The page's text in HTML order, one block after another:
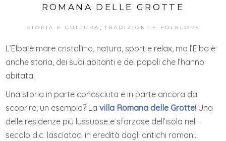
ROMANA DELLE GROTTE
STORIA E CULTURA TRADIZIONI E FOLKLORE
L’Elba è mare cristallino, natura, sport e relax, ma l’Elba è
anche storia, dei suoi abitanti e dei popoli che l’hanno
abitata.
Una storia in parte conosciuta e in parte ancora da
scoprire; un esempio? Lavilla Romana delle Grotte! Una
delle residenze più lussuose e sfarzose dell’isola nel I
secolo d.c. lasciataci in eredità dagli antichi romani.